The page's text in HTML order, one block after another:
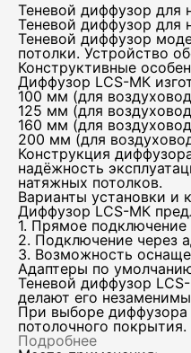
Теневой диффузор для
Теневой диффузор для
Теневой диффузор
потолки. Устройство
Конструктивные
Диффузор LCS-МК
100 мм (для
125 мм (для
160 мм (для
200 мм (для
Конструкция
надёжность
натяжных потолков.
Варианты установки и
Диффузор LCS-МК
1. Прямое
2. Подключение через
3. Возможность
Адаптеры по
Теневой диффузор
делают его
При выборе диффузора
потолочного
Подробнее